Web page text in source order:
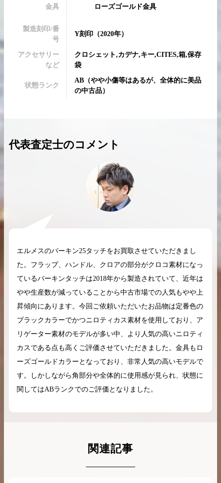
バーキン相場解説
金具 ローズゴールド金具
製造刻印/番
号
Y刻印 （2020年）
アクセサリー
など
クロシェット,カデナ,キー,CITES,箱,保存
袋
状態ランク
AB （やや小傷等はあるが、全体的に美品
の中古品）
代表査定士のコメント
エルメスのバーキン25タッチをお買取させていただきまし
た。フラップ、ハンドル、クロアの部分がクロコ素材になっ
ているバーキンタッチは2018年から製造されていて、近年は
やや生産数が減っていることから中古市場での人気もやや上
昇傾向にあります。今回ご依頼いただいたお品物は定番色の
ブラックカラーでかつニロティカス素材を使用しており、ア
リゲーター素材のモデルが多い中、より人気の高いニロティ
カスである点も高くご評価させていただきました。金具もロ
ーズゴールドカラーとなっており、非常人気の高いモデルで
す。しかしながら角部分や全体的に使用感が見られ、状態に
関してはABランクでのご評価となりました。
関連記事